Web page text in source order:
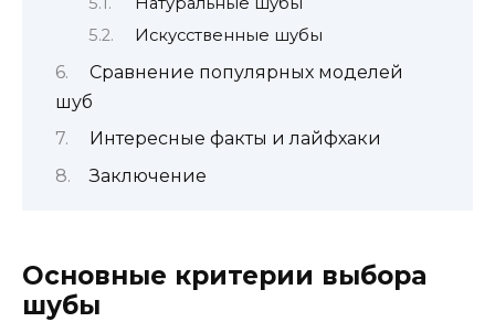
Искусственные шубы
Сравнение популярных моделей
шуб
Интересные факты и лайфхаки
Заключение
Основные критерии выбора
шубы